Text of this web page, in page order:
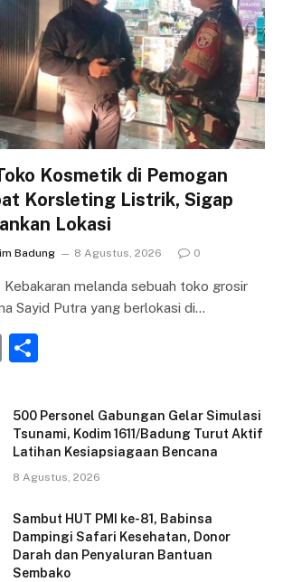
Kosmetik di Pemogan
Korsleting Listrik, Sigap
Lokasi
Badung 8 Agustus, 2026 0
Kebakaran melanda sebuah toko grosir
Sayid Putra yang berlokasi di…
E
ai ar
e
500 Personel Gabungan Gelar Simulasi
Tsunami, Kodim 1611/Badung Turut Aktif
Latihan Kesiapsiagaan Bencana
8 Agustus, 2026
Sambut HUT PMI ke-81, Babinsa
Dampingi Safari Kesehatan, Donor
Darah dan Penyaluran Bantuan
Sembako